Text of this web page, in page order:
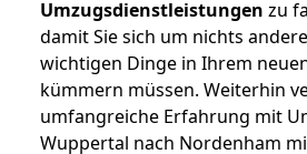
Umzugsdienstleistungen zu
damit Sie sich um nichts
wichtigen Dinge in Ihrem
kümmern müssen. Weiterhin
umfangreiche Erfahrung mit
Wuppertal nach Nordenham